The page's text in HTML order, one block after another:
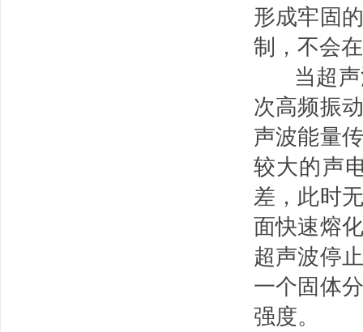
形成牢固
制，不会
当超声
次高频振
声波能量
较大的声
差，此时
面快速熔
超声波停
一个固体
强度。